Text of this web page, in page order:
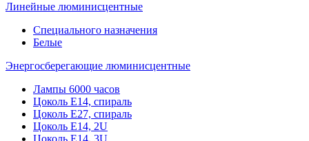
Линейные люминисцентные
Специального назначения
Белые
Энергосберегающие люминисцентные
Лампы 6000 часов
Цоколь Е14, спираль
Цоколь Е27, спираль
Цоколь Е14, 2U
Цоколь Е14, 3U